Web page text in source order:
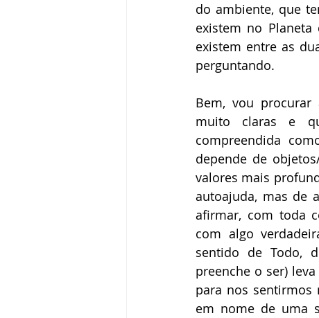
do ambiente, que
existem no
existem entre as
perguntando.
Bem, vou procurar
muito claras e
compreendida
depende de
valores mais
autoajuda, mas de
afirmar, com toda
com algo
sentido de Todo,
preenche o ser)
para nos sentirmos
em nome de uma